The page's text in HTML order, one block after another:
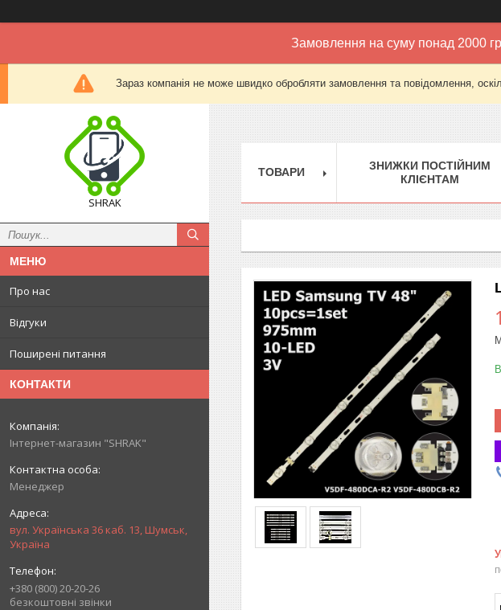
Замовлення на суму понад 2000
Зараз компанія не може швидко обробляти замовлення та повідомлення,
SHRAK
Про нас
Відгуки
Поширені питання
КОНТАКТИ
Інтернет-магазин "SHRAK"
Менеджер
вул. Українська 36 каб. 13, Шумськ,
Україна
+380 (800) 20-20-26
безкоштовні звінки
ТОВАРИ
ЗНИЖКИ ПОСТІЙНИМ
КЛІЄНТАМ